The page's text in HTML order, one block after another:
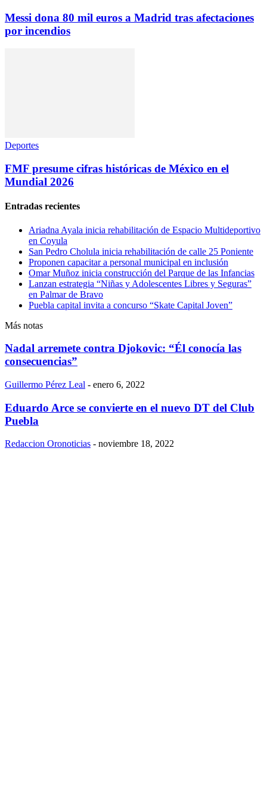
Messi dona 80 mil euros a Madrid tras afectaciones
por incendios
Deportes
FMF presume cifras históricas de México en el
Mundial 2026
Entradas recientes
Ariadna Ayala inicia rehabilitación de Espacio Multideportivo
en Coyula
San Pedro Cholula inicia rehabilitación de calle 25 Poniente
Proponen capacitar a personal municipal en inclusión
Omar Muñoz inicia construcción del Parque de las Infancias
Lanzan estrategia “Niñas y Adolescentes Libres y Seguras”
en Palmar de Bravo
Puebla capital invita a concurso “Skate Capital Joven”
Más notas
Nadal arremete contra Djokovic: “Él conocía las
consecuencias”
Guillermo Pérez Leal - enero 6, 2022
Eduardo Arce se convierte en el nuevo DT del Club
Puebla
Redaccion Oronoticias - noviembre 18, 2022